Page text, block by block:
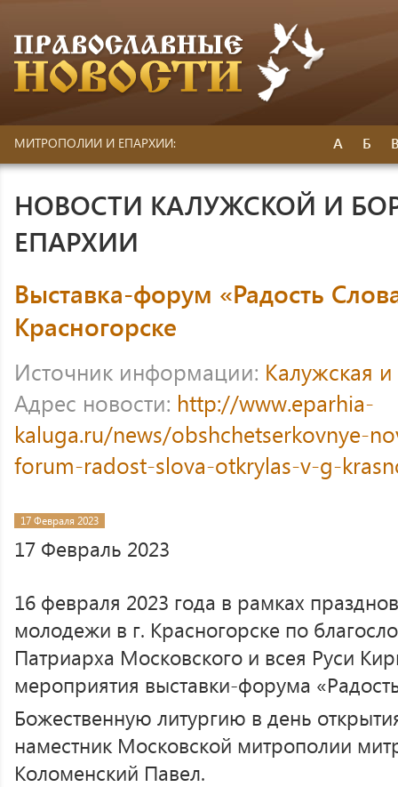
МИТРОПОЛИИ И ЕПАРХИИ: А Б
НОВОСТИ КАЛУЖСКОЙ И
ЕПАРХИИ
Выставка-форум «Радость
Красногорске
Источник информации: Калужская
Адрес новости: http://www.eparhia-
kaluga.ru/news/obshchetserkovnye-
forum-radost-slova-otkrylas-v-g-
17 Февраля 2023
17 Февраль 2023
16 февраля 2023 года в рамках
молодежи в г. Красногорске по
Патриарха Московского и всея Руси
мероприятия выставки-форума
Божественную литургию в день
наместник Московской митрополии
Коломенский Павел.